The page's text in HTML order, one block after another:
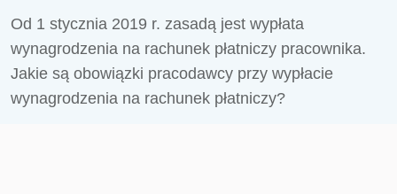
Od 1 stycznia 2019 r. zasadą jest wypłata
wynagrodzenia na rachunek płatniczy pracownika.
Jakie są obowiązki pracodawcy przy wypłacie
wynagrodzenia na rachunek płatniczy?